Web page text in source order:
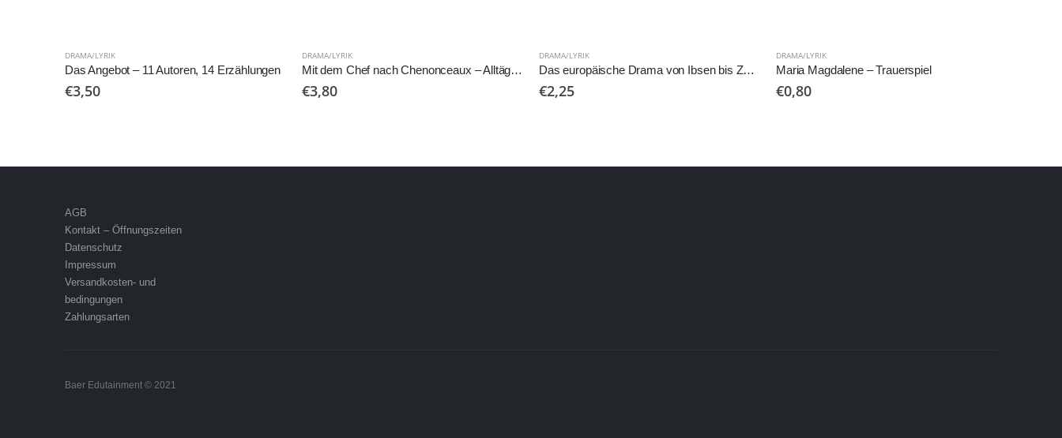
DRAMA/LYRIK
Das Angebot – 11 Autoren, 14 Erzählungen
€3,50
DRAMA/LYRIK
Mit dem Chef nach Chenonceaux – Alltägliche Geschichten aus der BRD – Eine Anthologie
€3,80
DRAMA/LYRIK
Das europäische Drama von Ibsen bis Zuckmayer
€2,25
DRAMA/LYRIK
Maria Magdalene – Trauerspiel
€0,80
AGB
Kontakt – Öffnungszeiten
Datenschutz
Impressum
Versandkosten- und
bedingungen
Zahlungsarten
Baer Edutainment © 2021